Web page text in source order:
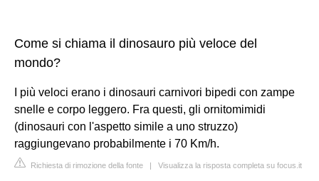
Come si chiama il dinosauro più veloce del
mondo?
I più veloci erano i dinosauri carnivori bipedi con zampe
snelle e corpo leggero. Fra questi, gli ornitomimidi
(dinosauri con l'aspetto simile a uno struzzo)
raggiungevano probabilmente i 70 Km/h.
Richiesta di rimozione della fonte | Visualizza la risposta completa su focus.it